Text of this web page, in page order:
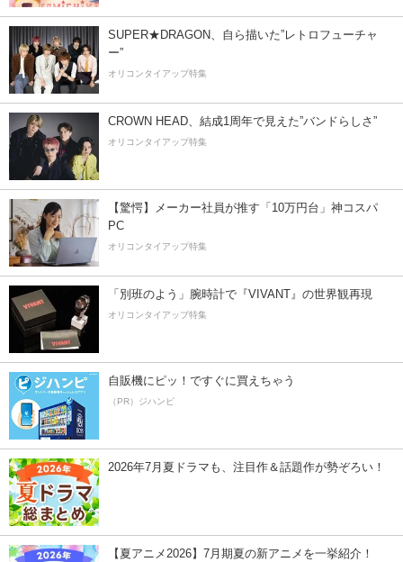
SUPER★DRAGON、自ら描いた”レトロフューチャ
ー”
オリコンタイアップ特集
CROWN HEAD、結成1周年で見えた”バンドらしさ”
オリコンタイアップ特集
【驚愕】メーカー社員が推す「10万円台」神コスパ
PC
オリコンタイアップ特集
「別班のよう」腕時計で『VIVANT』の世界観再現
オリコンタイアップ特集
自販機にピッ！ですぐに買えちゃう
（PR）ジハンピ
2026年7月夏ドラマも、注目作＆話題作が勢ぞろい！
【夏アニメ2026】7月期夏の新アニメを一挙紹介！